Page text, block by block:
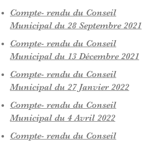
Compte- rendu du Conseil
Municipal du 28 Septembre 2021
Compte- rendu du Conseil
Municipal du 13 Décembre 2021
Compte- rendu du Conseil
Municipal du 27 Janvier 2022
Compte- rendu du Conseil
Municipal du 4 Avril 2022
Compte- rendu du Conseil